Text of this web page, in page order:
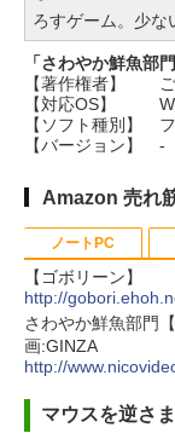
ろすゲーム。少な
「さわやか鮮魚部門
【著作権者】
【対応OS】
【ソフト種別】
【バージョン】
-
Amazon 売れ
ノートPC
【ゴボリーン】
http://
さわやか鮮魚部門
画:GINZA
http://
マウスを逆さ